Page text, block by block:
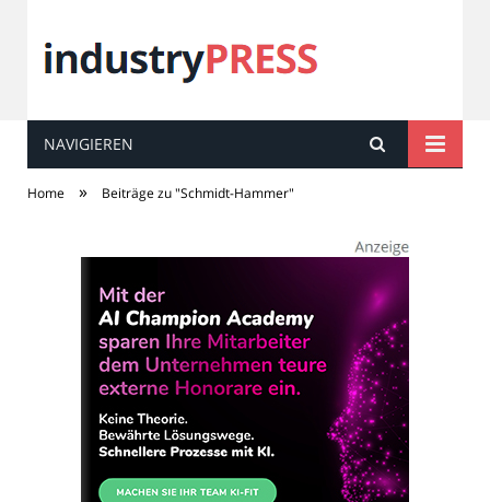
industryPRESS
NAVIGIEREN
Home » Beiträge zu "Schmidt-Hammer"